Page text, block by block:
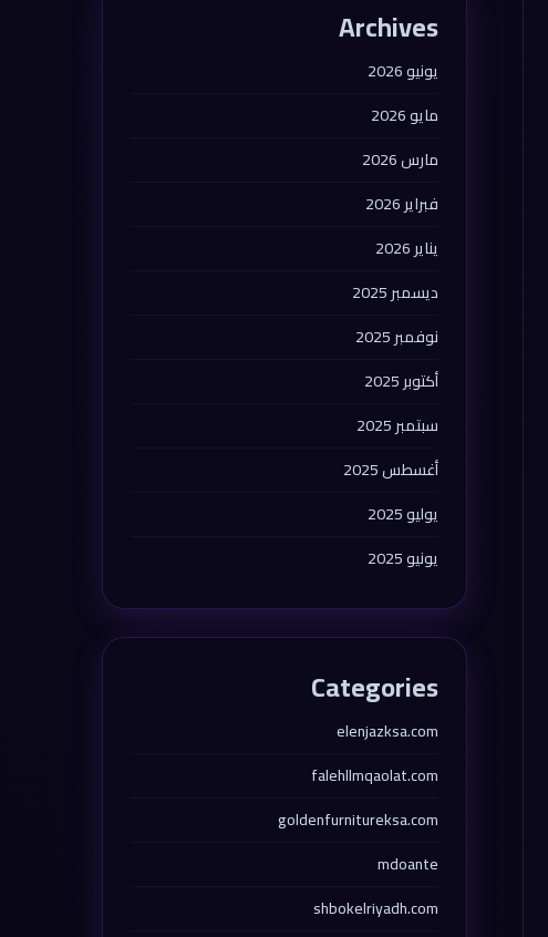
Archives
يونيو 2026
مايو 2026
مارس 2026
فبراير 2026
يناير 2026
ديسمبر 2025
نوفمبر 2025
أكتوبر 2025
سبتمبر 2025
أغسطس 2025
يوليو 2025
يونيو 2025
Categories
elenjazksa.com
falehllmqaolat.com
goldenfurnitureksa.com
mdoante
shbokelriyadh.com